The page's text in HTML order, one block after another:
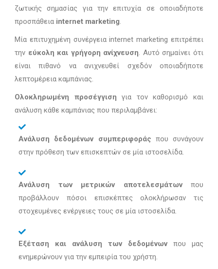
ζωτικής σημασίας για την επιτυχία σε οποιαδήποτε
προσπάθεια internet marketing.
Μία επιτυχημένη συνέργεια internet marketing επιτρέπει
την εύκολη και γρήγορη ανίχνευση. Αυτό σημαίνει ότι
είναι πιθανό να ανιχνευθεί σχεδόν οποιαδήποτε
λεπτομέρεια καμπάνιας.
Ολοκληρωμένη προσέγγιση για τον καθορισμό και
ανάλυση κάθε καμπάνιας που περιλαμβάνει:
Ανάλυση δεδομένων συμπεριφοράς που συνάγουν
στην πρόθεση των επισκεπτών σε μία ιστοσελίδα.
Ανάλυση των μετρικών αποτελεσμάτωνπου
προβάλλουν πόσοι επισκέπτες ολοκλήρωσαν τις
στοχευμένες ενέργειες τους σε μία ιστοσελίδα.
Εξέταση και ανάλυση των δεδομένων που μας
ενημερώνουν για την εμπειρία του χρήστη.